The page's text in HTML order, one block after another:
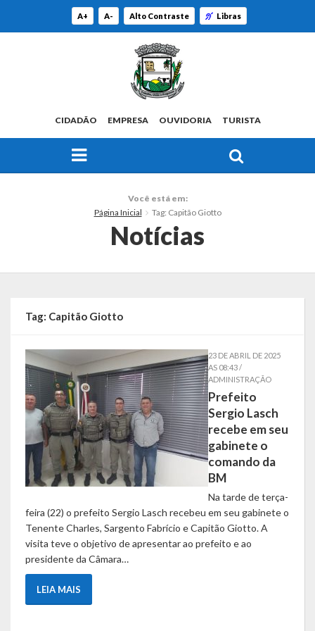
A+ A- Alto Contraste Libras
CIDADÃO EMPRESA OUVIDORIA TURISTA
Estatísticas
Governo
Administração
Ex-Administradores
Conselhos Municipais
Administração, Fazenda e Planejamento
Desenvolvimento Econômico
Desenvolvimento Social
Você está em:
Página Inicial
Tag: Capitão Giotto
Notícias
Tag: Capitão Giotto
23 DE ABRIL DE 2025
AS 08:43 /
ADMINISTRAÇÃO
Prefeito
Sergio Lasch
recebe em seu
gabinete o
comando da
BM
Na tarde de terça-
feira (22) o prefeito Sergio Lasch recebeu em seu gabinete o
Tenente Charles, Sargento Fabrício e Capitão Giotto. A
visita teve o objetivo de apresentar ao prefeito e ao
presidente da Câmara…
LEIA MAIS